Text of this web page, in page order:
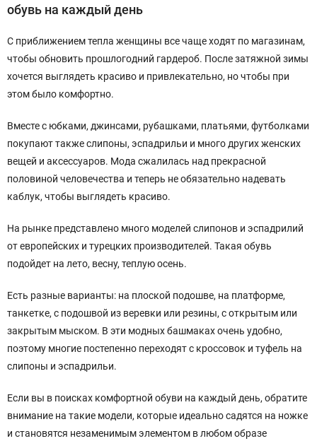
обувь на каждый день
С приближением тепла женщины все чаще ходят по магазинам,
чтобы обновить прошлогодний гардероб. После затяжной зимы
хочется выглядеть красиво и привлекательно, но чтобы при
этом было комфортно.
Вместе с юбками, джинсами, рубашками, платьями, футболками
покупают также слипоны, эспадрильи и много других женских
вещей и аксессуаров. Мода сжалилась над прекрасной
половиной человечества и теперь не обязательно надевать
каблук, чтобы выглядеть красиво.
На рынке представлено много моделей слипонов и эспадрилий
от европейских и турецких производителей. Такая обувь
подойдет на лето, весну, теплую осень.
Есть разные варианты: на плоской подошве, на платформе,
танкетке, с подошвой из веревки или резины, с открытым или
закрытым мыском. В эти модных башмаках очень удобно,
поэтому многие постепенно переходят с кроссовок и туфель на
слипоны и эспадрильи.
Если вы в поисках комфортной обуви на каждый день, обратите
внимание на такие модели, которые идеально садятся на ножке
и становятся незаменимым элементом в любом образе